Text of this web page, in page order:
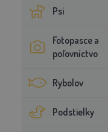
Psi
Fotopasce a
poľovníctvo
Rybolov
Podstielky